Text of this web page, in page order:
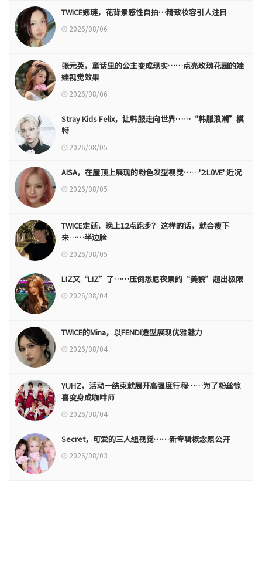
TWICE娜璉，花背景感性自拍…精致妆容引人注目
2026/08/06
张元英，童话里的公主变成现实……点亮玫瑰花园的娃
娃视觉效果
2026/08/06
Stray Kids Felix，让韩服走向世界……“韩服浪潮”模
特
2026/08/05
AISA，在屋顶上展现的粉色发型视觉……'2:L0VE' 近况
2026/08/05
TWICE定延，晚上12点跑步？ 这样的话，就会瘦下
来……半边脸
2026/08/05
LIZ又“LIZ”了……压倒悉尼夜景的“美貌”超出极限
2026/08/04
TWICE的Mina，以FENDI造型展现优雅魅力
2026/08/04
YUHZ，活动一结束就展开高强度行程……为了粉丝惊
喜变身成咖啡师
2026/08/04
Secret，可爱的三人组视觉……新专辑概念照公开
2026/08/03